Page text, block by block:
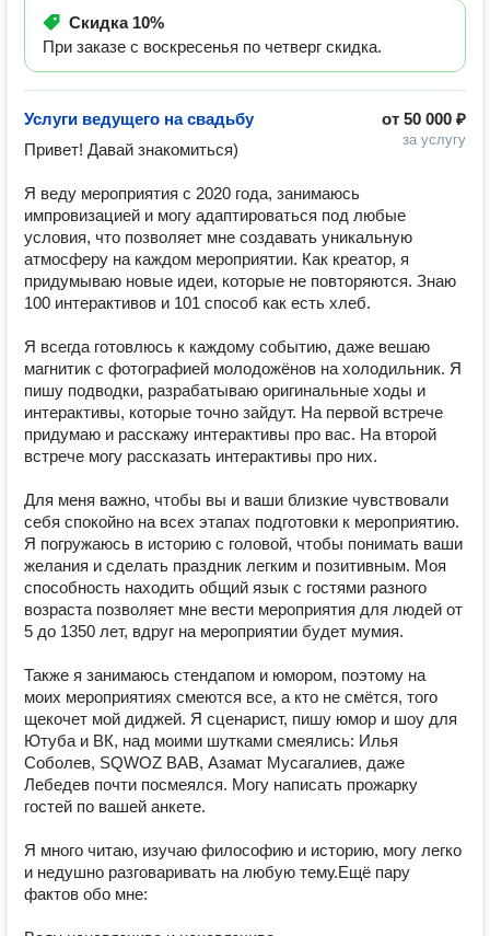
Скидка 10%
При заказе с воскресенья по четверг скидка.
от 50 000 ₽
за услугу
Услуги ведущего на свадьбу
Привет! Давай знакомиться)
Я веду мероприятия с 2020 года, занимаюсь
импровизацией и могу адаптироваться под любые
условия, что позволяет мне создавать уникальную
атмосферу на каждом мероприятии. Как креатор, я
придумываю новые идеи, которые не повторяются. Знаю
100 интерактивов и 101 способ как есть хлеб.
Я всегда готовлюсь к каждому событию, даже вешаю
магнитик с фотографией молодожёнов на холодильник. Я
пишу подводки, разрабатываю оригинальные ходы и
интерактивы, которые точно зайдут. На первой встрече
придумаю и расскажу интерактивы про вас. На второй
встрече могу рассказать интерактивы про них.
Для меня важно, чтобы вы и ваши близкие чувствовали
себя спокойно на всех этапах подготовки к мероприятию.
Я погружаюсь в историю с головой, чтобы понимать ваши
желания и сделать праздник легким и позитивным. Моя
способность находить общий язык с гостями разного
возраста позволяет мне вести мероприятия для людей от
5 до 1350 лет, вдруг на мероприятии будет мумия.
Также я занимаюсь стендапом и юмором, поэтому на
моих мероприятиях смеются все, а кто не смётся, того
щекочет мой диджей. Я сценарист, пишу юмор и шоу для
Ютуба и ВК, над моими шутками смеялись: Илья
Соболев, SQWOZ BAB, Азамат Мусагалиев, даже
Лебедев почти посмеялся. Могу написать прожарку
гостей по вашей анкете.
Я много читаю, изучаю философию и историю, могу легко
и недушно разговаривать на любую тему.Ещё пару
фактов обо мне: